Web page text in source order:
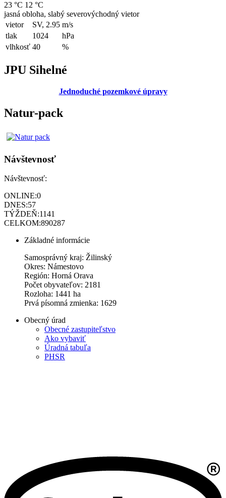
23 °C 12 °C
jasná obloha, slabý severovýchodný vietor
vietor
SV, 2.95 m/s
tlak
1024
hPa
vlhkosť 40 %
JPU Sihelné
Jednoduché pozemkové úpravy
Natur-pack
Návštevnosť
Návštevnosť:
ONLINE:0
DNES:57
TÝŽDEŇ:1141
CELKOM:890287
Základné informácie
Samosprávný kraj: Žilinský
Okres: Námestovo
Región: Horná Orava
Počet obyvateľov: 2181
Rozloha: 1441 ha
Prvá písomná zmienka: 1629
Obecný úrad
Obecné zastupiteľstvo
Ako vybaviť
Úradná tabuľa
PHSR